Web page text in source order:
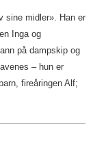
sine midler». Han er
Inga og
på dampskip og
– hun er
fireåringen Alf;